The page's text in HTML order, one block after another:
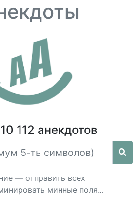
112 анекдотов
— отправить всех
минные поля…